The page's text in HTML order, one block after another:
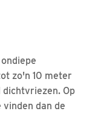
zo'n 10 meter
Op
dan de